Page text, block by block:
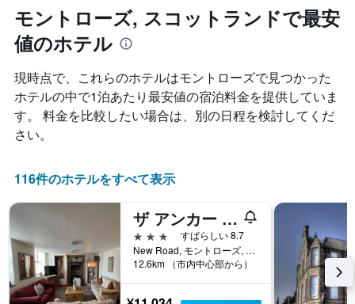
料
金
を
表
し
て
い
す
に
集
計
て
表
し
た
の
で
す
X
軸
1
本
れ
て
客
室
料
金
が
の
よ
に
変
化
る
か
を
表
し
モントローズ, スコットランドで最安
値のホテル
現時点で、これらのホテルはモントローズ​で見つかった
ホテルの中で1泊あたり最安値の宿泊料金を提供していま
す。 料金を比較したい場合は、別の日程を検討してくだ
さい。
116件のホテルをすべて表示
ザ アンカー ホテル
3つ星
すばらしい 8.7
New Road, モントローズ, イギリス
12.6km （市内中心部から）